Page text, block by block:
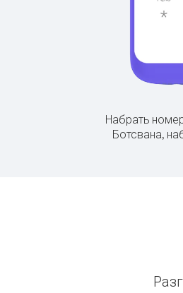
Набрать
Ботсвана,